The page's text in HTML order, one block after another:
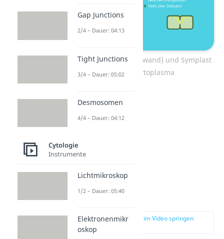
Apoplast (durch Zellwand) und Symplast
(durch Cytoplasma
zur Stelle im Video springen
Gap Junctions
2/4 – Dauer: 04:13
Tight Junctions
3/4 – Dauer: 05:02
Desmosomen
4/4 – Dauer: 04:12
Cytologie
Instrumente
Lichtmikroskop
1/2 – Dauer: 05:40
Elektronenmikr
oskop